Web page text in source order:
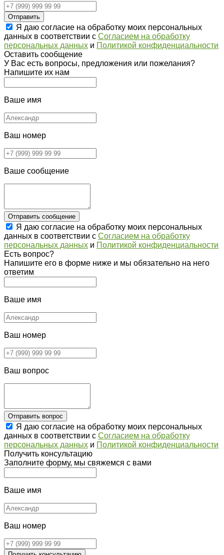
Отправить
Я даю согласие на обработку моих персональных
данных в соответствии с Согласием на обработку
персональных данных и Политикой конфиденциальности
Оставить сообщение
У Вас есть вопросы, предложения или пожелания?
Напишите их нам
Ваше имя
Ваш номер
Ваше сообщение
Отправить сообщение
Я даю согласие на обработку моих персональных
данных в соответствии с Согласием на обработку
персональных данных и Политикой конфиденциальности
Есть вопрос?
Напишите его в форме ниже и мы обязательно на него
ответим
Ваше имя
Ваш номер
Ваш вопрос
Отправить вопрос
Я даю согласие на обработку моих персональных
данных в соответствии с Согласием на обработку
персональных данных и Политикой конфиденциальности
Получить консультацию
Заполните форму, мы свяжемся с вами
Ваше имя
Ваш номер